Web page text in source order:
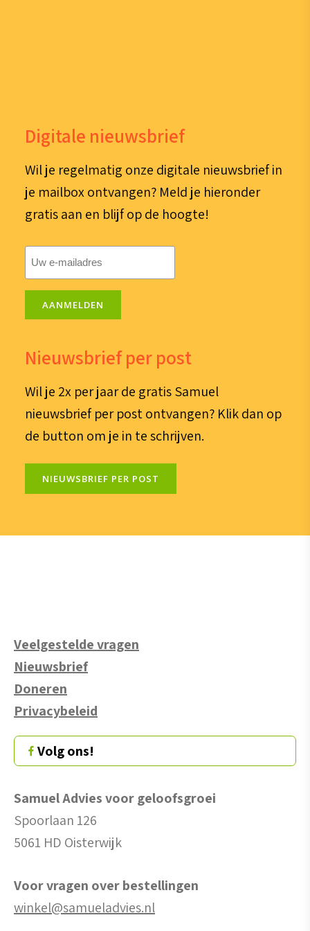
Digitale nieuwsbrief
Wil je regelmatig onze digitale nieuwsbrief in
je mailbox ontvangen? Meld je hieronder
gratis aan en blijf op de hoogte!
AANMELDEN
Nieuwsbrief per post
Wil je 2x per jaar de gratis Samuel
nieuwsbrief per post ontvangen? Klik dan op
de button om je in te schrijven.
NIEUWSBRIEF PER POST
Veelgestelde vragen
Nieuwsbrief
Doneren
Privacybeleid
Volg ons!
Samuel Advies voor geloofsgroei
Spoorlaan 126
5061 HD Oisterwijk
Voor vragen over bestellingen
winkel@samueladvies.nl